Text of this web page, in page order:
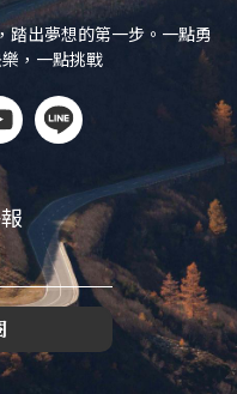
踏出夢想的第一步。一點勇
，一點挑戰